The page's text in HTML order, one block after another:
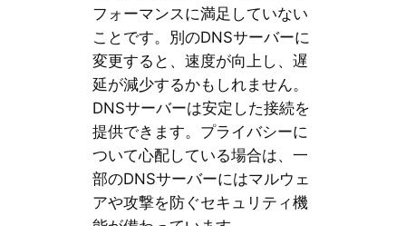
フォーマンスに満足していない
ことです。別のDNSサーバーに
変更すると、速度が向上し、遅
延が減少するかもしれません。
DNSサーバーは安定した接続を
提供できます。プライバシーに
ついて心配している場合は、一
部のDNSサーバーにはマルウェ
アや攻撃を防ぐセキュリティ機